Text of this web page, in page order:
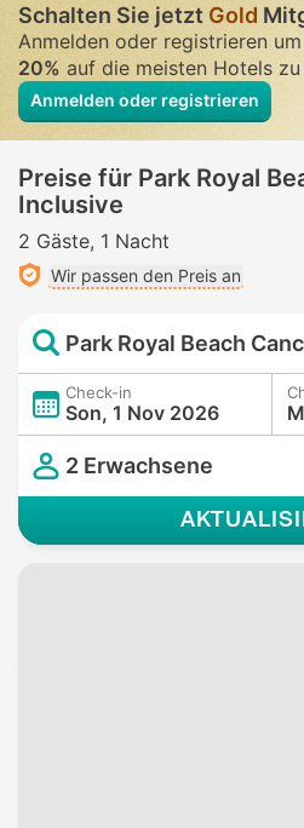
Schalten Sie jetztGold
Anmelden oder registrieren
20%auf die meisten Hotels zu
Anmelden oder registrieren
Preise für Park Royal
Inclusive
2 Gäste 1 Nacht
Wir passen den Preis an
Park Royal Beach
Check-in
Son, 1 Nov 2026
2 Erwachsene